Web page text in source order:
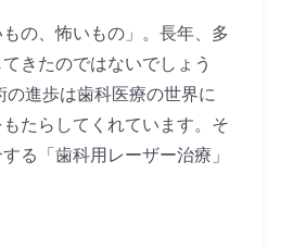
もの、怖いもの」。長年、多
きたのではないでしょう
進歩は歯科医療の世界に
たらしてくれています。そ
る「歯科用レーザー治療」